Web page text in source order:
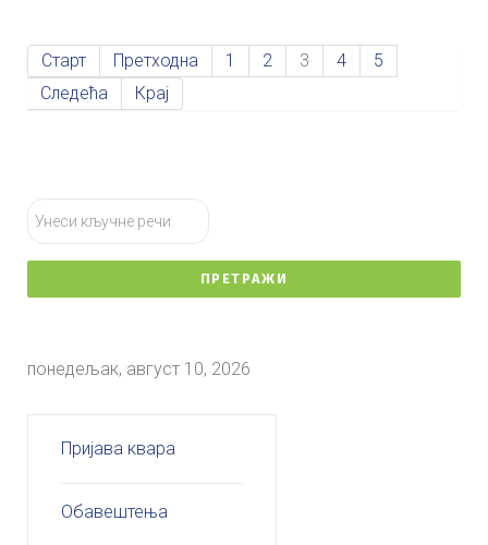
Старт Претходна 1 2 3 4
5
Следећа
Крај
тражи...
ПРЕТРАЖИ
понедељак, август 10, 2026
Пријава квара
Обавештења